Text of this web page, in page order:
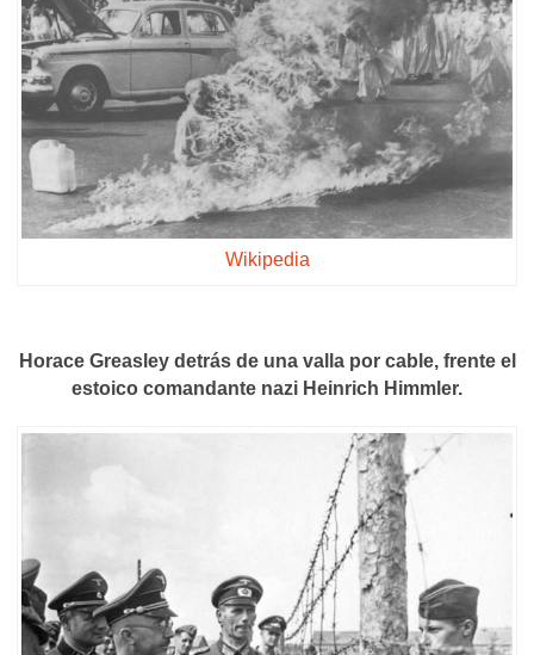
Wikipedia
Horace Greasley detrás de una valla por cable, frente el
estoico comandante nazi Heinrich Himmler.